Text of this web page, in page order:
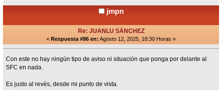
jmpn
Re: JUANLU SÁNCHEZ
« Respuesta #86 en: Agosto 12, 2025, 18:30 Horas »
Con este no hay ningún tipo de aviso ni situación que ponga por delante al
SFC en nada.
Es justo al revés, desde mi punto de vista.